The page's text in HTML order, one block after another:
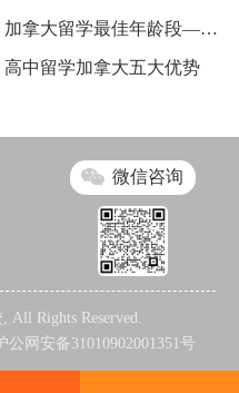
请？
加拿大留学最佳年龄段——
高中
高中留学加拿大五大优势
微信咨询
Rights Reserved.
公网安备31010902001351号